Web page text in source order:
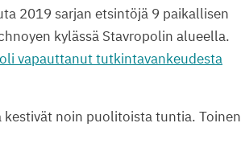
2019 sarjan etsintöjä 9 paikallisen
kylässä Stavropolin alueella.
oli vapauttanut tutkintavankeudesta
noin puolitoista tuntia. Toinen